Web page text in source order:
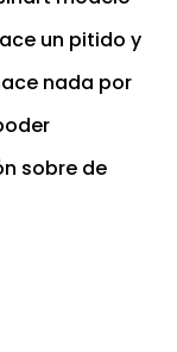
un pitido y
nada por
sobre de